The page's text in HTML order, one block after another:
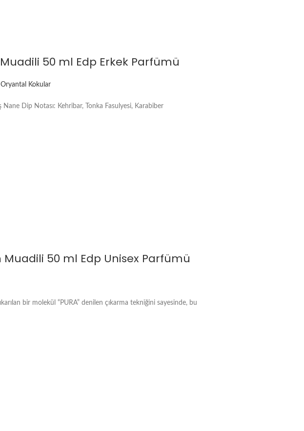
50 ml Edp Erkek Parfümü
Oryantal Kokular
Nane Dip Notası: Kehribar, Tonka Fasulyesi, Karabiber
50 ml Edp Unisex Parfümü
bir molekül “PURA” denilen çıkarma tekniğini sayesinde, bu